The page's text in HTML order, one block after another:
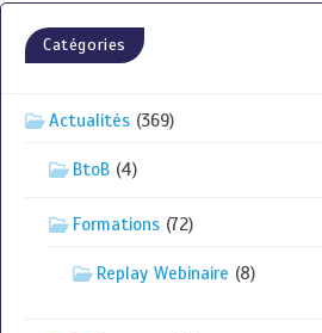
Catégories
Actualités (369)
BtoB (4)
Formations (72)
Replay Webinaire (8)